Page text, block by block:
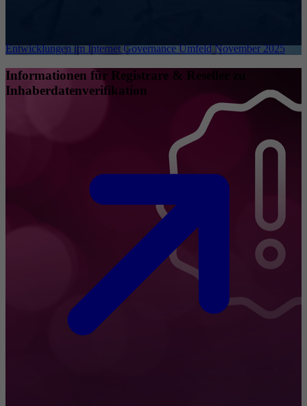
Entwicklungen im Internet Governance Umfeld November 2025
Informationen für Registrare & Reseller zu
Inhaberdatenverifikation